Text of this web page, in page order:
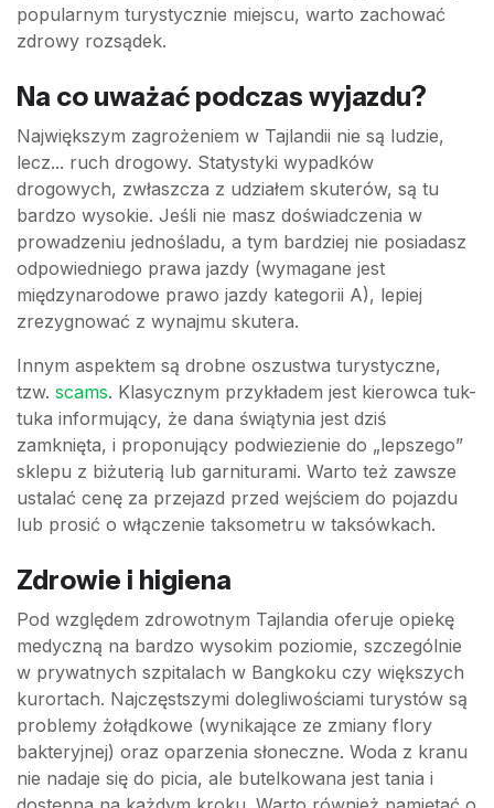
popularnym turystycznie miejscu, warto zachować
zdrowy rozsądek.
Na co uważać podczas wyjazdu?
Największym zagrożeniem w Tajlandii nie są ludzie,
lecz... ruch drogowy. Statystyki wypadków
drogowych, zwłaszcza z udziałem skuterów, są tu
bardzo wysokie. Jeśli nie masz doświadczenia w
prowadzeniu jednośladu, a tym bardziej nie posiadasz
odpowiedniego prawa jazdy (wymagane jest
międzynarodowe prawo jazdy kategorii A), lepiej
zrezygnować z wynajmu skutera.
Innym aspektem są drobne oszustwa turystyczne,
tzw. scams. Klasycznym przykładem jest kierowca tuk-
tuka informujący, że dana świątynia jest dziś
zamknięta, i proponujący podwiezienie do „lepszego”
sklepu z biżuterią lub garniturami. Warto też zawsze
ustalać cenę za przejazd przed wejściem do pojazdu
lub prosić o włączenie taksometru w taksówkach.
Zdrowie i higiena
Pod względem zdrowotnym Tajlandia oferuje opiekę
medyczną na bardzo wysokim poziomie, szczególnie
w prywatnych szpitalach w Bangkoku czy większych
kurortach. Najczęstszymi dolegliwościami turystów są
problemy żołądkowe (wynikające ze zmiany flory
bakteryjnej) oraz oparzenia słoneczne. Woda z kranu
nie nadaje się do picia, ale butelkowana jest tania i